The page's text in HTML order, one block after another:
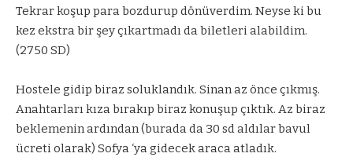
Tekrar koşup para bozdurup dönüverdim. Neyse ki bu
kez ekstra bir şey çıkartmadı da biletleri alabildim.
(2750 SD)
Hostele gidip biraz soluklandık. Sinan az önce çıkmış.
Anahtarları kıza bırakıp biraz konuşup çıktık. Az biraz
beklemenin ardından (burada da 30 sd aldılar bavul
ücreti olarak) Sofya ‘ya gidecek araca atladık.